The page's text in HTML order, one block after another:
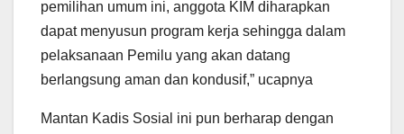
pemilihan umum ini, anggota KIM diharapkan
dapat menyusun program kerja sehingga dalam
pelaksanaan Pemilu yang akan datang
berlangsung aman dan kondusif,” ucapnya
Mantan Kadis Sosial ini pun berharap dengan